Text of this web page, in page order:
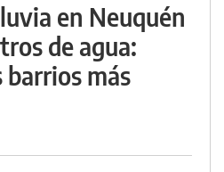
en Neuquén
de agua:
barrios más